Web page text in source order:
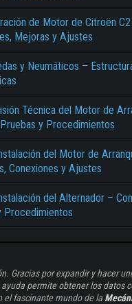
de Motor de Citroën
Mejoras y Ajustes
y Neumáticos –
Técnica del Motor de
y Procedimientos
del Motor de
Conexiones y Ajustes
del Alternador –
Procedimientos
Gracias por expandir y hacer
permite obtener los datos
el fascinante mundo de la